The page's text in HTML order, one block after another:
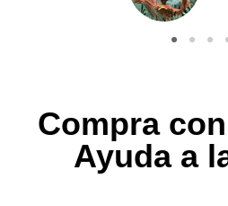
Compra
Ayuda a